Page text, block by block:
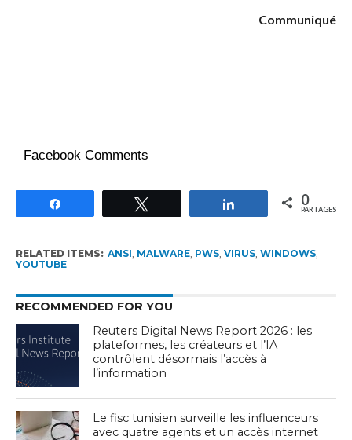
Communiqué
Facebook Comments
Partagez 0
PARTAGES
RELATED ITEMS: ANSI MALWARE, PWS, VIRUS, WINDOWS,
YOUTUBE
RECOMMENDED FOR YOU
Reuters Digital News Report 2026 : les
plateformes, les créateurs et l’IA
contrôlent désormais l’accès à
l’information
Le fisc tunisien surveille les influenceurs
avec quatre agents et un accès internet